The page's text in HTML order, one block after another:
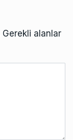
Gerekli alanlar